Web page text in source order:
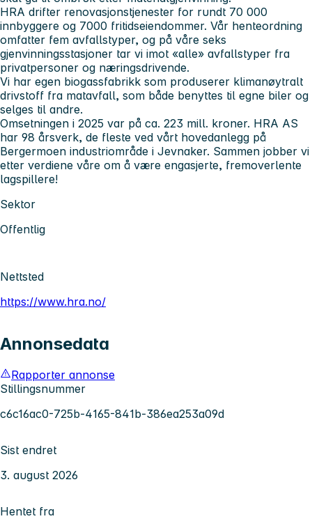
HRA drifter renovasjonstjenester for rundt 70 000
innbyggere og 7000 fritidseiendommer. Vår henteordning
omfatter fem avfallstyper, og på våre seks
gjenvinningsstasjoner tar vi imot «alle» avfallstyper fra
privatpersoner og næringsdrivende.
Vi har egen biogassfabrikk som produserer klimanøytralt
drivstoff fra matavfall, som både benyttes til egne biler og
selges til andre.
Omsetningen i 2025 var på ca. 223 mill. kroner. HRA AS
har 98 årsverk, de fleste ved vårt hovedanlegg på
Bergermoen industriområde i Jevnaker. Sammen jobber vi
etter verdiene våre om å være engasjerte, fremoverlente
lagspillere!
Sektor
Offentlig
Nettsted
https://www.hra.no/
Annonsedata
Rapporter annonse
Stillingsnummer
c6c16ac0-725b-4165-841b-386ea253a09d
Sist endret
3. august 2026
Hentet fra